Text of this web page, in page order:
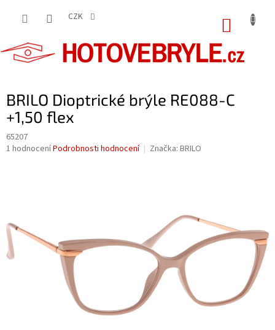
CZK
BRILO Dioptrické brýle RE088-C
+1,50 flex
65207
Průměrné
hvězdiček.
1 hodnoceníPodrobnosti hodnocení Značka: BRILO